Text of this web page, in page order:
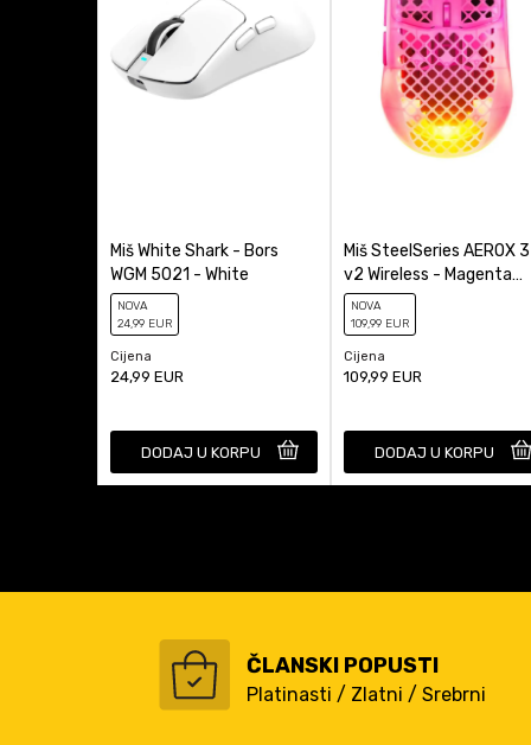
Proizvođač
Tip Miša
Miš White Shark - Bors
WGM 5021 - White
NOVA
24,99 EUR
Cijena
24,99 EUR
DODAJ U KORPU
Miš SteelSeries AEROX 3
v2 Wireless - Magenta
Haze
NOVA
109,99 EUR
Cijena
109,99 EUR
DODAJ U KORPU
ČLANSKI POPUSTI
Platinasti / Zlatni / Srebrni